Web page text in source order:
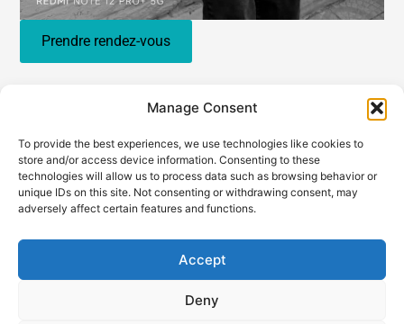
Manage Consent
To provide the best experiences, we use technologies like cookies to
store and/or access device information. Consenting to these
technologies will allow us to process data such as browsing behavior or
unique IDs on this site. Not consenting or withdrawing consent, may
adversely affect certain features and functions.
Accept
Deny
Prendre rendez-vous